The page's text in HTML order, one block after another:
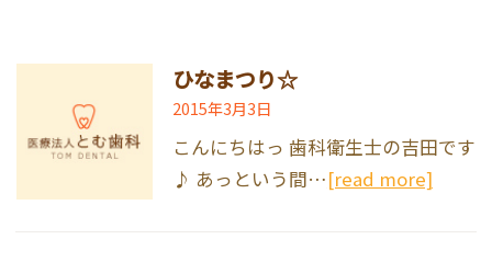
ひなまつり☆
2015年3月3日
こんにちはっ 歯科衛生士の吉田です
♪ あっという間…[read more]